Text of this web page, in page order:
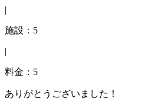
|
施設：5
|
料金：5
ありがとうございました！